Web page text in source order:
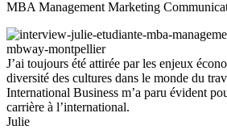
MBA Management Marketing
J’ai toujours été attirée par les enjeux
diversité des cultures dans le monde du
International Business m’a paru évident
carrière à l’international.
Julie